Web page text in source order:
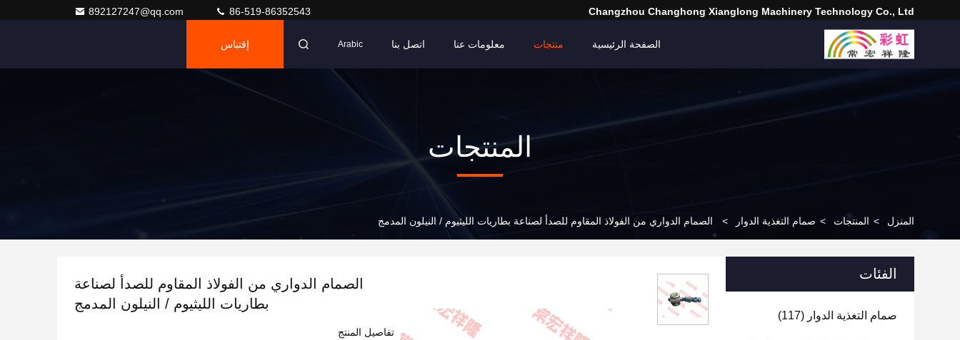
Changzhou Changhong Xianglong Machinery Technology Co., Ltd
892127247@qq.com 86-519-86352543
الصفحة الرئيسية منتجات معلومات عنا اتصل بنا Arabic إقتباس
المنتجات
المنزل > المنتجات > صمام التغذية الدوار > الصمام الدواري من الفولاذ المقاوم للصدأ لصناعة بطاريات الليثيوم / النيلون المدمج
الفئات
صمام التغذية الدوار (117)
الصمام الدواري من الفولاذ المقاوم للصدأ لصناعة
بطاريات الليثيوم / النيلون المدمج
تفاصيل المنتج